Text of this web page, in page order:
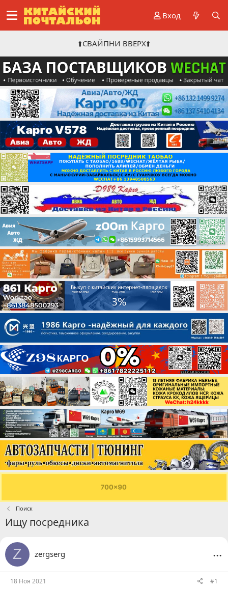
Вход
⬆️СВАЙПНИ ВВЕРХ⬆️
Поиск
Ищу посредника
Z zergserg ...
18 Ноя 2021 #1